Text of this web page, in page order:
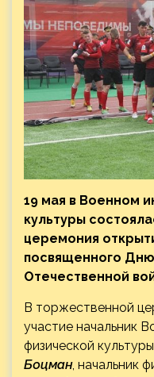
19 мая в Военном
культуры
церемония
посвященного
Отечественной
В торжественной
участие начальник
физической
Боцман, начальник